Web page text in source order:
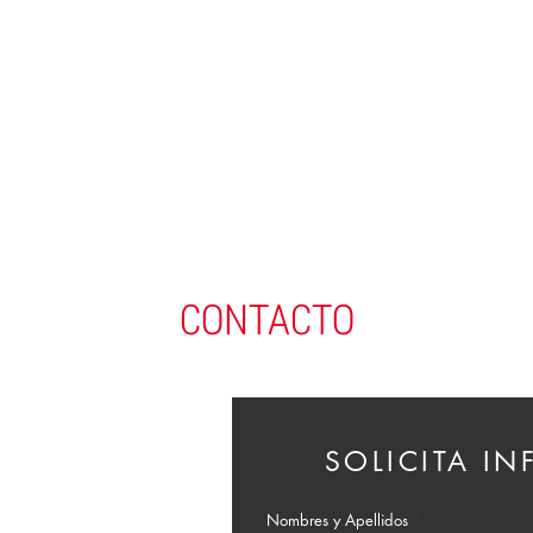
CONTACTO
SOLICITA
Nombres y Apellidos